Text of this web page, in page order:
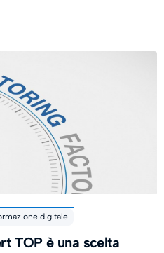
digitale
TOP è una scelta